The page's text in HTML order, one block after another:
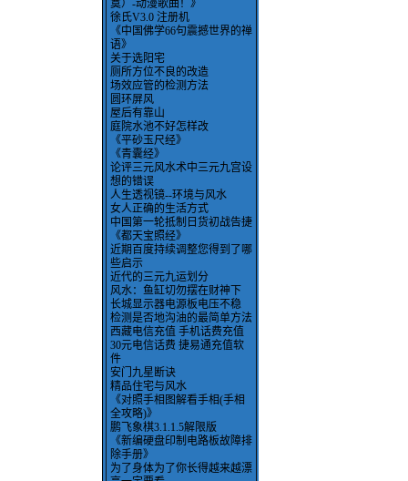
寞）-动漫歌曲！》
徐氏V3.0 注册机
《中国佛学66句震撼世界的禅
语》
关于选阳宅
厕所方位不良的改造
场效应管的检测方法
圆环屏风
屋后有靠山
庭院水池不好怎样改
《平砂玉尺经》
《青囊经》
论评三元风水术中三元九宫设
想的错误
人生透视镜--环境与风水
女人正确的生活方式
中国第一轮抵制日货初战告捷
《都天宝照经》
近期百度持续调整您得到了哪
些启示
近代的三元九运划分
风水：鱼缸切勿摆在财神下
长城显示器电源板电压不稳
检测是否地沟油的最简单方法
西藏电信充值 手机话费充值
30元电信话费 捷易通充值软
件
安门九星断诀
精品住宅与风水
《对照手相图解看手相(手相
全攻略)》
鹏飞象棋3.1.1.5解限版
《新编硬盘印制电路板故障排
除手册》
为了身体为了你长得越来越漂